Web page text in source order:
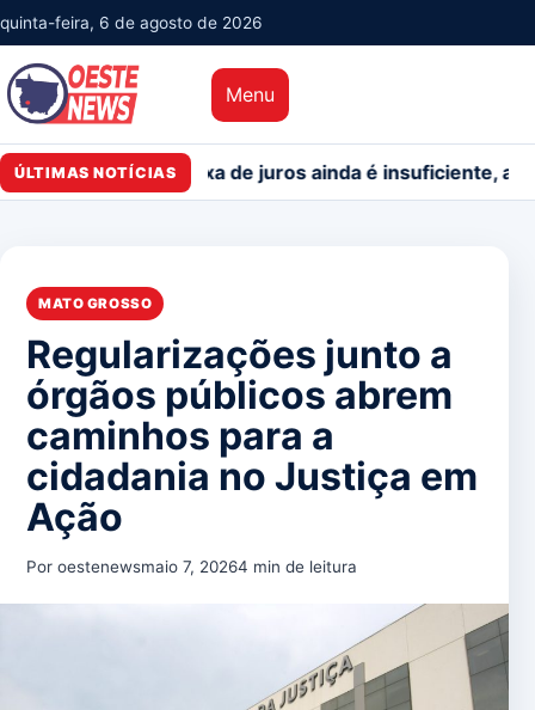
quinta-feira, 6 de agosto de 2026
Menu
ÚLTIMAS NOTÍCIAS
da taxa de juros ainda é insuficiente, avaliam
MATO GROSSO
Regularizações junto a
órgãos públicos abrem
caminhos para a
cidadania no Justiça em
Ação
Por oestenewsmaio 7, 20264 min de leitura